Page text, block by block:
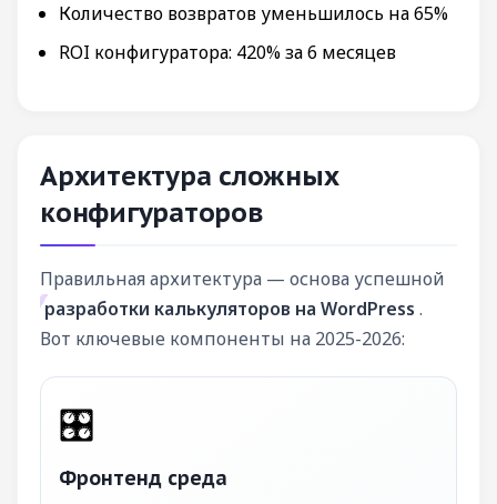
Количество возвратов уменьшилось на 65%
ROI конфигуратора: 420% за 6 месяцев
Архитектура сложных
конфигураторов
Правильная архитектура — основа успешной
разработки калькуляторов на WordPress .
Вот ключевые компоненты на 2025-2026:
🎛️
Фронтенд среда